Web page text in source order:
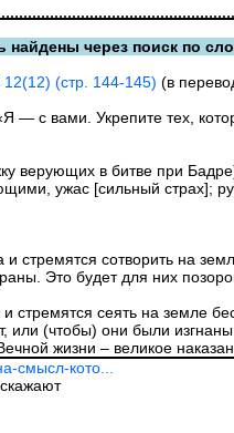
через поиск по
12(12) (стр. 144-145) (в
— с вами. Укрепите тех,
верующих в битве при
ужас [сильный
стремятся сотворить на
Это будет для них
сеять на земле
(чтобы) они были
жизни – великое
смысл-кото...